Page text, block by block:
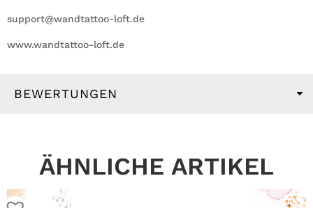
support@wandtattoo-loft.de
www.wandtattoo-loft.de
BEWERTUNGEN
ÄHNLICHE ARTIKEL